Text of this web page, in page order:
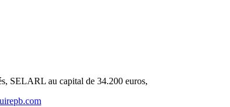
SELARL au capital de 34.200 euros,